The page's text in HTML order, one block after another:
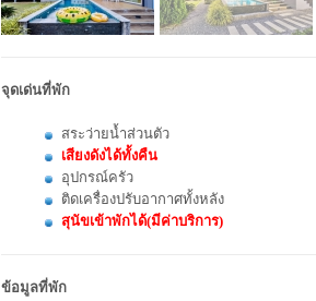
จุดเด่นที่พัก
สระว่ายน้ำส่วนตัว
เสียงดังได้ทั้งคืน
อุปกรณ์ครัว
ติดเครื่องปรับอากาศทั้งหลัง
สุนัขเข้าพักได้(มีค่าบริการ)
ข้อมูลที่พัก